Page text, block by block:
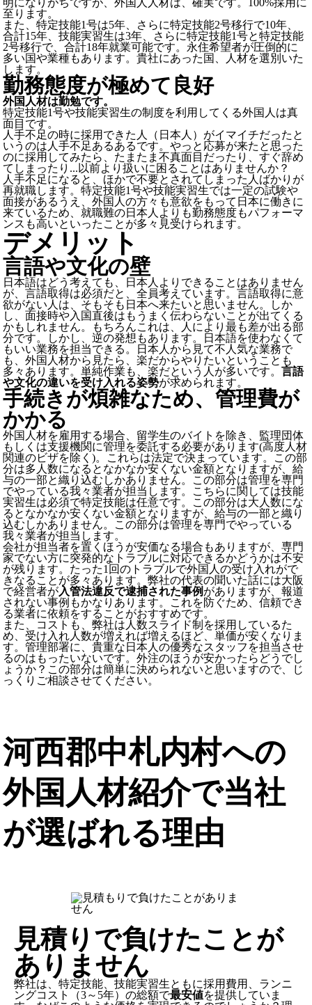
至ります。
また、特定技能1号は5年、さらに特定技能2号移行で10年、
合計15年、技能実習生は3年、さらに特定技能1号と特定技能
2号移行で、合計18年就業可能です。永住希望者が圧倒的に
多い国や業種もあります。貴社にあった国、人材を選別いた
します。
勤務態度が極めて良好
外国人材は勤勉です。
特定技能1号や技能実習生の制度を利用してくる外国人は真
面目 です。
人手不足の時に採用できた人（日本人）がイマイチだったと
いうのは人手不足あるあるです。やっと応募が来たと思った
のに採用してみたら、たまたま不真面目だったり、すぐ辞め
てしまったり...以前より扱いに困ることはありませんか？
人手不足になると、ほかで不要とされてしまった人ばかりが
再就職します。特定技能1号や技能実習生では一定の試験や
面接があるうえ、外国人の方々も意欲をもって日本に働きに
来ているため、就職難の日本人よりも勤務態度もパフォーマ
ンスも高いといったことが多々見受けられます。
デメリット
言語や文化の壁
日本語はどう考えても、日本人よりできることはありません
が、言語取得は必須だと、全員考えています。言語取得に意
欲がない人は、そもそも日本へ来たいと思いません。しか
し、面接時や入国直後はもうまく伝わらないことが出てくる
かもしれません。
もちろんこれは、人により最も差が出る部
分です。しかし、逆の発想もあります。日本語を使わなくて
もいい業務を担当できる。日本人から見て不人気な業務で
も、外国人材から見たら、楽だからやりたいということも
多々あります。単純作業も、楽だという人が多いです。言語
や文化の違いを受け入れる姿勢が求められます。
手続きが煩雑なため、管理費が
かかる
外国人材を雇用する場合、留学生のバイトを除き、 監理団体
もしくは支援機関に管理を委託する必要があります(高度人材
関連のビザを除く)。これらは法定で決まっています。この部
分は多人数になるとなかなか安くない金額となりますが、給
与の一部と織り込むしかありません。この部分は管理を専門
でやっている我々業者が担当します。こちらに関しては技能
実習生は必須で特定技能は任意です。この部分は大人数にな
るとなかなか安くない金額となりますが、給与の一部と織り
込むしかありません。この部分は管理を専門でやっている
我々業者が担当します。
会社が担当者を置くほうが安価なる場合もありますが、専門
家でない方に突発的なトラブルに対応できるかどうかは不安
が残ります。たった1回のトラブルで外国人の受け入れがで
きなることが多々あります。弊社の代表の聞いた話には大阪
で経営者が入管法違反で逮捕された事例 がありますが、報道
されない事例もかなりあります。これを防ぐため、信頼でき
る業者に依頼をすることがおすすめです。
また、コストも、弊社は人数スライド制を採用しているた
め、受け入れ人数が増えれば増えるほど、単価が安くなりま
す。管理部署に、貴重な日本人の優秀なスタッフを担当させ
るのはもったいないです。外注のほうが安かったらどうでし
ょうか？この部分は簡単に決められないと思いますので、じ
っくりご相談させてください。
河西郡中札内村への
外国人材紹介で当社
が選ばれる理由
見積りで負けたことが
ありません
弊社は、特定技能、技能実習生ともに採用費用、ランニ
ングコスト（3～5年）の総額で最安値を提供していま